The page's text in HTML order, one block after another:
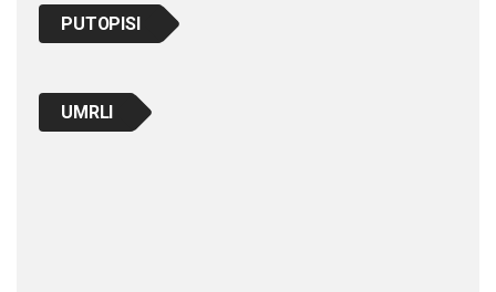
PUTOPISI
UMRLI